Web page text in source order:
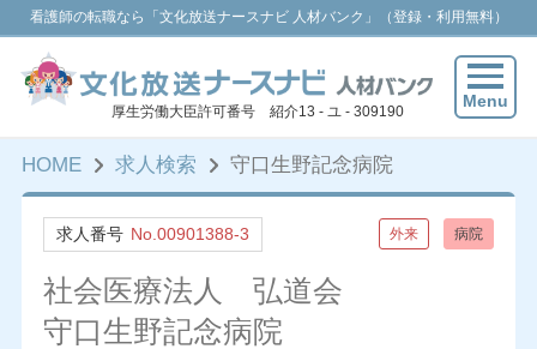
看護師の転職なら「文化放送ナースナビ 人材バンク」（登録・利用無料）
厚生労働大臣許可番号 紹介13 - ユ - 309190
Menu
HOME 求人検索 守口生野記念病院
求人番号 No.00901388-3 外来 病院
社会医療法人 弘道会
守口生野記念病院